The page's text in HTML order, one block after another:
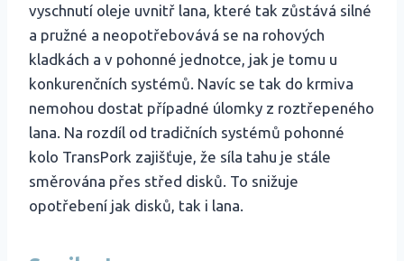
vyschnutí oleje uvnitř lana, které tak zůstává silné
a pružné a neopotřebovává se na rohových
kladkách a v pohonné jednotce, jak je tomu u
konkurenčních systémů. Navíc se tak do krmiva
nemohou dostat případné úlomky z roztřepeného
lana. Na rozdíl od tradičních systémů pohonné
kolo TransPork zajišťuje, že síla tahu je stále
směrována přes střed disků. To snižuje
opotřebení jak disků, tak i lana.